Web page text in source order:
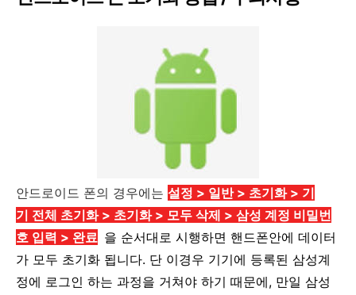
안드로이드 폰의 경우에는 설정 > 일반 > 초기화 > 기
기 전체 초기화 > 초기화 > 모두 삭제 > 삼성 계정 비밀번
호 입력 > 완료 을 순서대로 시행하면 핸드폰안에 데이터
가 모두 초기화 됩니다. 단 이경우 기기에 등록된 삼성계
정에 로그인 하는 과정을 거쳐야 하기 때문에, 만일 삼성